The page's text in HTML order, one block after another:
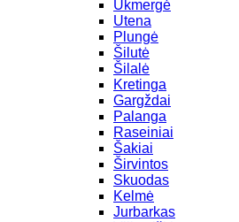
Ukmergė
Utena
Plungė
Šilutė
Šilalė
Kretinga
Gargždai
Palanga
Raseiniai
Šakiai
Širvintos
Skuodas
Kelmė
Jurbarkas